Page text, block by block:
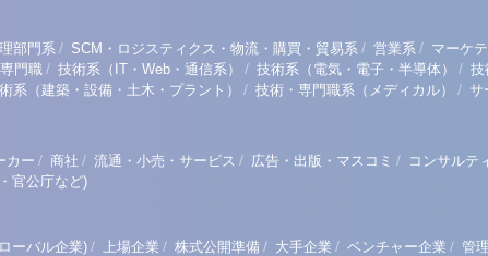
部門系 / SCM・ロジスティクス・物流・購買・貿易系 / 営業系 / マーケ
門職 / 技術系（IT・Web・通信系） / 技術系（電気・電子・半導体） / 技
系（建築・設備・土木・プラント） / 技術・専門職系（メディカル） / サ
カー / 商社 / 流通・小売・サービス / 広告・出版・マスコミ / コンサルテ
官公庁など)
ーバル企業) / 上場企業 / 株式公開準備 / 大手企業 / ベンチャー企業 / 管